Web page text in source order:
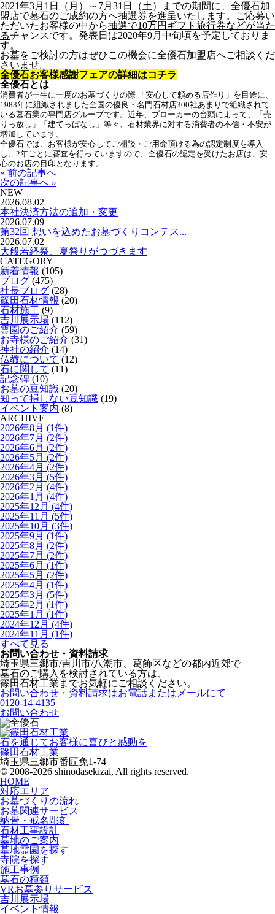
2021年3月1日（月）～7月31日（土）までの期間に、全優石加
盟店で墓石のご成約の方へ抽選券を進呈いたします。ご応募い
ただいたお客様の中から抽選で10万円ギフト旅行券などが当た
るチャンスです。発表日は2020年9月中旬頃を予定しておりま
す。
お墓をご検討の方はぜひこの機会に全優石加盟店へご相談くだ
さいませ。
全優石お客様感謝フェアの詳細はコチラ
全優石とは
消費者が一生に一度のお墓づくりの際 「安心して頼める店作り」を目途に、
1983年に組織されました全国の優良・名門石材店300社あまりで組織されて
いる墓石業の専門店グループです。近年、ブローカーの台頭によって、「売
りっ放し」「建てっぱなし」等々、石材業界に対する消費者の不信・不安が
増加しています。
全優石では、お客様が安心してご相談・ご用命頂ける為の認定制度を導入
し、2年ごとに審査を行っていますので、全優石の認定を受けたお店は、安
心のお店の目印となります。
« 前の記事へ
次の記事へ »
NEW
2026.08.02
本社決済方法の追加・変更
2026.07.09
第32回 想いを込めたお墓づくりコンテス...
2026.07.02
大般若経祭、夏祭りがつづきます
CATEGORY
新着情報 (105)
ブログ (475)
社長ブログ (28)
篠田石材情報 (20)
石材施工 (9)
吉川展示場 (112)
霊園のご紹介 (59)
お寺様のご紹介 (31)
神社の紹介 (14)
仏教について (12)
石に関して (11)
記念碑 (10)
お墓の豆知識 (20)
知って損しない豆知識 (19)
イベント案内 (8)
ARCHIVE
2026年8月 (1件)
2026年7月 (2件)
2026年6月 (2件)
2026年5月 (2件)
2026年4月 (2件)
2026年3月 (5件)
2026年2月 (4件)
2026年1月 (4件)
2025年12月 (4件)
2025年11月 (5件)
2025年10月 (3件)
2025年9月 (1件)
2025年8月 (2件)
2025年7月 (2件)
2025年6月 (1件)
2025年5月 (2件)
2025年4月 (1件)
2025年3月 (5件)
2025年2月 (1件)
2025年1月 (1件)
2024年12月 (4件)
2024年11月 (1件)
すべて見る
お問い合わせ・資料請求
埼玉県三郷市/吉川市/八潮市、葛飾区などの都内近郊で
墓石のご購入を検討されている方は、
篠田石材工業までお気軽にご相談ください。
お問い合わせ・資料請求はお電話またはメールにて
0120-14-4135
お問い合わせ
石を通じてお客様に喜びと感動を
篠田石材工業
埼玉県三郷市番匠免1-74
© 2008-2026 shinodasekizai, All rights reserved.
HOME
対応エリア
お墓づくりの流れ
お墓関連サービス
納骨・戒名彫刻
石材工事設計
墓地のご案内
墓地霊園を探す
寺院を探す
施工事例
墓石の種類
VRお墓参りサービス
吉川展示場
イベント情報